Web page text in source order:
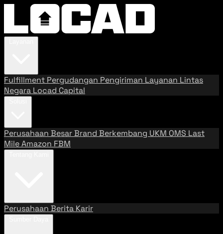
Fulfillment Pergudangan Pengiriman Layanan Lintas
Negara Locad Capital
Perusahaan BesarBrand Berkembang UKM OMS Last
MileAmazon FBM
Perusahaan Berita Karir